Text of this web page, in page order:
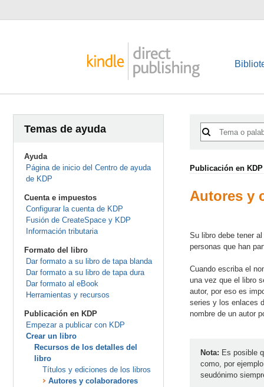
Temas de ayuda
Ayuda
Página de inicio del Centro de ayuda
de KDP
Cuenta e impuestos
Configurar la cuenta de KDP
Fusión de CreateSpace y KDP
Información tributaria
Formato del libro
Dar formato a su libro de tapa blanda
Dar formato a su libro de tapa dura
Dar formato al eBook
Herramientas y recursos
Publicación en KDP
Empezar a publicar con KDP
Crear un libro
Recursos de los detalles del
libro
Títulos y ediciones de los libros
Autores y colaboradores
Publicación en KDP
Autores y
Su libro debe tener
personas que han
Cuando escriba el
una vez que el libro
autor, por eso es
series y los enlaces
nombre de un autor
Nota: Es posible
como, por
seudónimo